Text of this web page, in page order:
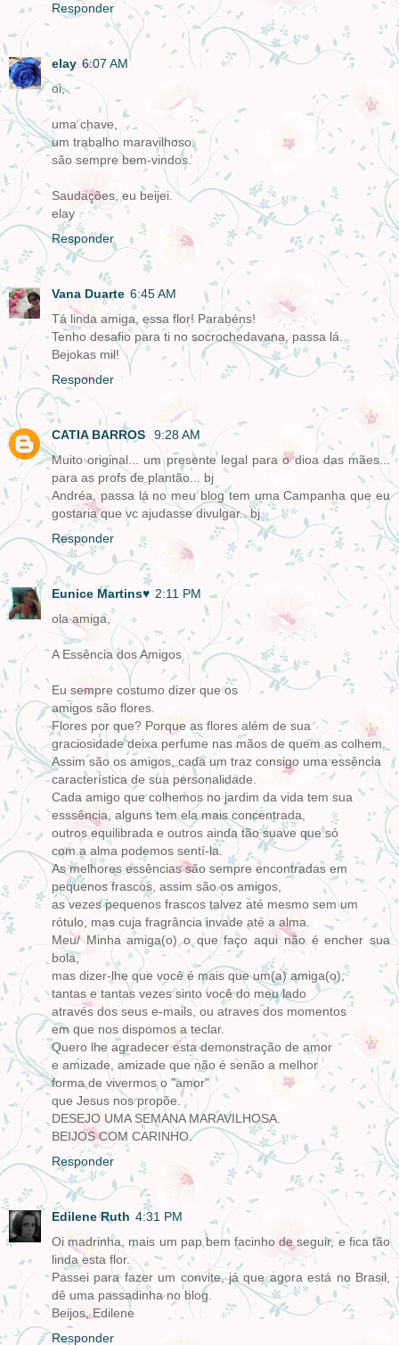
Responder
elay 6:07 AM
oi,
uma chave,
um trabalho maravilhoso.
são sempre bem-vindos.
Saudações, eu beijei.
elay
Responder
Vana Duarte 6:45 AM
Tá linda amiga, essa flor! Parabéns!
Tenho desafio para ti no socrochedavana, passa lá.
Bejokas mil!
Responder
CATIA BARROS
9:28 AM
Muito original... um presente legal para o dioa das mães...
para as profs de plantão... bj
Andréa, passa lá no meu blog tem uma Campanha que eu
gostaria que vc ajudasse divulgar.. bj
Responder
Eunice Martins♥ 2:11 PM
ola amiga,
A Essência dos Amigos
Eu sempre costumo dizer que os
amigos são flores.
Flores por que? Porque as flores além de sua
graciosidade deixa perfume nas mãos de quem as colhem.
Assim são os amigos, cada um traz consigo uma essência
característica de sua personalidade.
Cada amigo que colhemos no jardim da vida tem sua
esssência, alguns tem ela mais concentrada,
outros equilibrada e outros ainda tão suave que só
com a alma podemos sentí-la.
As melhores essências são sempre encontradas em
pequenos frascos, assim são os amigos,
as vezes pequenos frascos talvez até mesmo sem um
rótulo, mas cuja fragrância invade até a alma.
Meu/ Minha amiga(o) o que faço aqui não é encher sua
bola,
mas dizer-lhe que você é mais que um(a) amiga(o),
tantas e tantas vezes sinto você do meu lado
através dos seus e-mails, ou atraves dos momentos
em que nos dispomos a teclar.
Quero lhe agradecer esta demonstração de amor
e amizade, amizade que não é senão a melhor
forma de vivermos o "amor"
que Jesus nos propõe.
DESEJO UMA SEMANA MARAVILHOSA.
BEIJOS COM CARINHO.
Responder
Edilene Ruth 4:31 PM
Oi madrinha, mais um pap bem facinho de seguir, e fica tão
linda esta flor.
Passei para fazer um convite, já que agora está no Brasil,
dê uma passadinha no blog.
Beijos, Edilene
Responder